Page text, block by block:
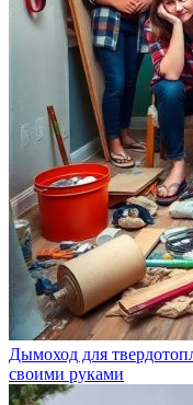
Дымоход для
своими руками